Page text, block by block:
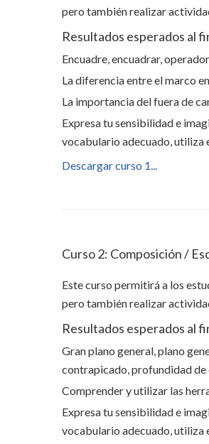
pero también realizar
Resultados esperados al
Encuadre, encuadrar,
La diferencia entre el marco
La importancia del fuera de
Expresa tu sensibilidad e
vocabulario adecuado, utiliza
Descargar curso 1...
Curso 2: Composición /
Este curso permitirá a los
pero también realizar
Resultados esperados al
Gran plano general, plano
contrapicado, profundidad de
Comprender y utilizar las
Expresa tu sensibilidad e
vocabulario adecuado, utiliza